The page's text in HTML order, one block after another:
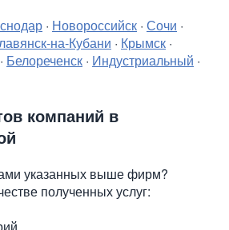
· Новороссийск · Сочи ·
на-Кубани · Крымск ·
· Белореченск · Индустриальный ·
компаний в
указанных выше фирм?
полученных услуг: